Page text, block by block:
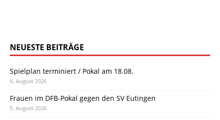
NEUESTE BEITRÄGE
Spielplan terminiert / Pokal am 18.08.
6. August 2026
Frauen im DFB-Pokal gegen den SV Eutingen
5. August 2026